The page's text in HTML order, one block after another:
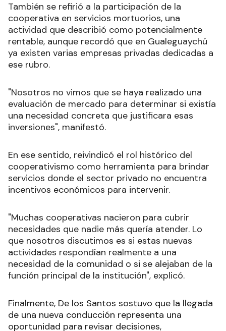
También se refirió a la participación de la
cooperativa en servicios mortuorios, una
actividad que describió como potencialmente
rentable, aunque recordó que en Gualeguaychú
ya existen varias empresas privadas dedicadas a
ese rubro.
"Nosotros no vimos que se haya realizado una
evaluación de mercado para determinar si existía
una necesidad concreta que justificara esas
inversiones", manifestó.
En ese sentido, reivindicó el rol histórico del
cooperativismo como herramienta para brindar
servicios donde el sector privado no encuentra
incentivos económicos para intervenir.
"Muchas cooperativas nacieron para cubrir
necesidades que nadie más quería atender. Lo
que nosotros discutimos es si estas nuevas
actividades respondían realmente a una
necesidad de la comunidad o si se alejaban de la
función principal de la institución", explicó.
Finalmente, De los Santos sostuvo que la llegada
de una nueva conducción representa una
oportunidad para revisar decisiones,